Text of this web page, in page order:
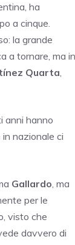
ha
a cinque.
la grande
a tornare, ma in
Quarta,
anni hanno
nazionale ci
Gallardo, ma
per le
visto che
davvero di